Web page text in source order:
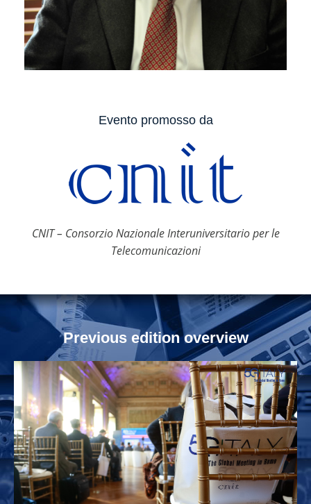
Evento promosso da
CNIT – Consorzio Nazionale Interuniversitario per le
Telecomunicazioni
Previous edition overview